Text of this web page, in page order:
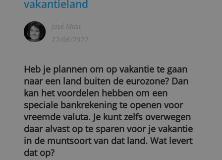
Sparen in de muntsoort van je
vakantieland
José Mast
22/06/2022
Heb je plannen om op vakantie te gaan
naar een land buiten de eurozone? Dan
kan het voordelen hebben om een
speciale bankrekening te openen voor